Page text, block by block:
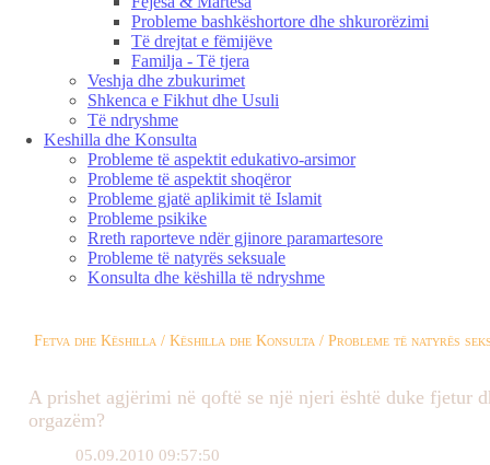
Probleme bashkëshortore dhe shkurorëzimi
Të drejtat e fëmijëve
Familja - Të tjera
Veshja dhe zbukurimet
Shkenca e Fikhut dhe Usuli
Të ndryshme
Keshilla dhe Konsulta
Probleme të aspektit edukativo-arsimor
Probleme të aspektit shoqëror
Probleme gjatë aplikimit të Islamit
Probleme psikike
Rreth raporteve ndër gjinore paramartesore
Probleme të natyrës seksuale
Konsulta dhe këshilla të ndryshme
Fetva dhe Këshilla / Këshilla dhe Konsulta / Probleme të natyrës
A prishet agjërimi në qoftë se një njeri është duke fjetur
orgazëm?
05.09.2010 09:57:50